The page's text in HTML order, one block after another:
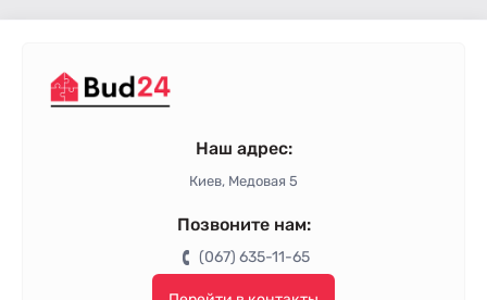
Наш адрес:
Киев, Медовая 5
Позвоните нам:
(067) 635-11-65